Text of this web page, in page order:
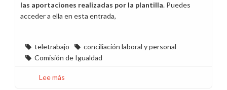
las aportaciones realizadas por la plantilla. Puedes
acceder a ella en esta entrada,
teletrabajo
conciliación laboral y personal
Comisión de Igualdad
Lee más